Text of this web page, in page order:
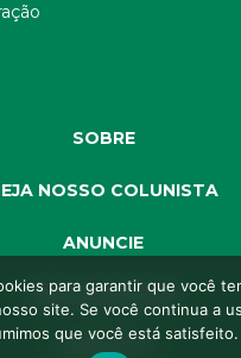
SOBRE
NOSSO COLUNISTA
ANUNCIE
SEJA APOIADOR
CONTATO
para garantir que você
site. Se você continua a
que você está satisfeito.